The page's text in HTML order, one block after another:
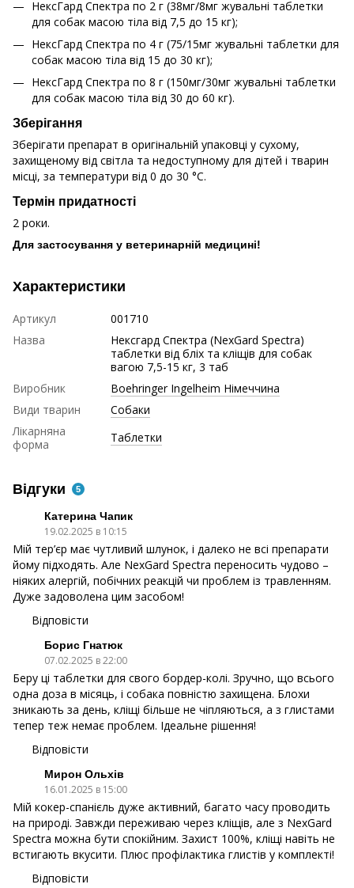
НексГард Спектра по 2 г (38мг/8мг жувальні таблетки
для собак масою тіла від 7,5 до 15 кг);
НексГард Спектра по 4 г (75/15мг жувальні таблетки для
собак масою тіла від 15 до 30 кг);
НексГард Спектра по 8 г (150мг/30мг жувальні таблетки
для собак масою тіла від 30 до 60 кг).
Зберігання
Зберігати препарат в оригінальній упаковці у сухому,
захищеному від світла та недоступному для дітей і тварин
місці, за температури від 0 до 30 °С.
Термін придатності
2 роки.
Для застосування у ветеринарній медицині!
Характеристики
Артикул
001710
Назва
Нексгард Спектра (NexGard Spectra)
таблетки від бліх та кліщів для собак
вагою 7,5-15 кг, 3 таб
Виробник
Boehringer Ingelheim Німеччина
Види тварин
Собаки
Лікарняна
форма
Таблетки
Відгуки 5
Катерина Чапик
19.02.2025 в 10:15
Мій тер’єр має чутливий шлунок, і далеко не всі препарати
йому підходять. Але NexGard Spectra переносить чудово –
ніяких алергій, побічних реакцій чи проблем із травленням.
Дуже задоволена цим засобом!
Відповісти
Борис Гнатюк
07.02.2025 в 22:00
Беру ці таблетки для свого бордер-колі. Зручно, що всього
одна доза в місяць, і собака повністю захищена. Блохи
зникають за день, кліщі більше не чіпляються, а з глистами
тепер теж немає проблем. Ідеальне рішення!
Відповісти
Мирон Ольхів
16.01.2025 в 15:00
Мій кокер-спанієль дуже активний, багато часу проводить
на природі. Завжди переживаю через кліщів, але з NexGard
Spectra можна бути спокійним. Захист 100%, кліщі навіть не
встигають вкусити. Плюс профілактика глистів у комплекті!
Відповісти